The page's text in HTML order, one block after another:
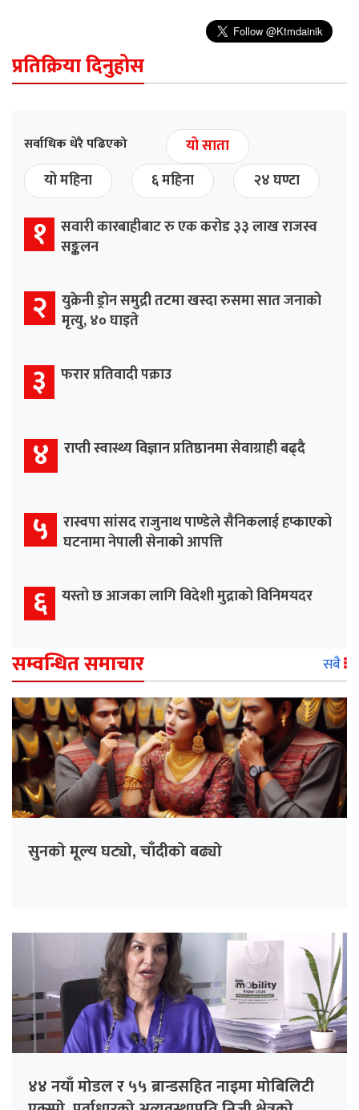
प्रतिक्रिया दिनुहोस
सर्वाधिक धेरै पढिएको
यो साता
यो महिना
६ महिना २४ घण्टा
१ सवारी कारबाहीबाट रु एक करोड ३३ लाख राजस्व
सङ्कलन
२ युक्रेनी ड्रोन समुद्री तटमा खस्दा रुसमा सात जनाको
मृत्यु, ४० घाइते
३ फरार प्रतिवादी पक्राउ
४ राप्ती स्वास्थ्य विज्ञान प्रतिष्ठानमा सेवाग्राही बढ्दै
५ रास्वपा सांसद राजुनाथ पाण्डेले सैनिकलाई हप्काएको
घटनामा नेपाली सेनाको आपत्ति
६ यस्तो छ आजका लागि विदेशी मुद्राको विनिमयदर
सम्वन्धित समाचार सबै
सुनको मूल्य घट्यो, चाँदीको बढ्यो
४४ नयाँ मोडल र ५५ ब्रान्डसहित नाइमा मोबिलिटी